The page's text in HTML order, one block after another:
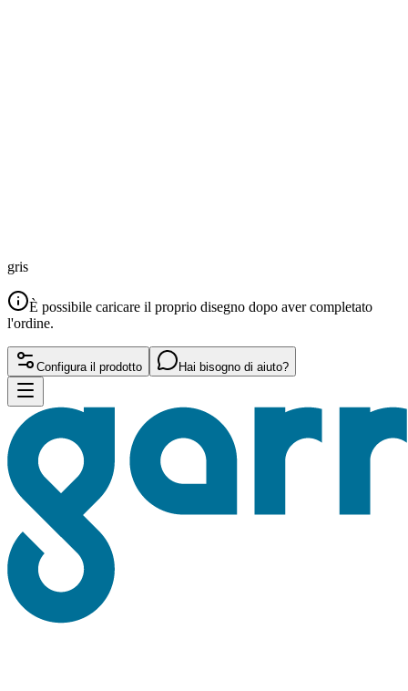
gris
È possibile caricare il proprio disegno dopo aver completato
l'ordine.
Configura il prodotto Hai bisogno di aiuto?